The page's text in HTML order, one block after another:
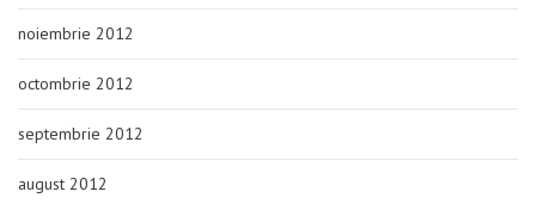
noiembrie 2012
octombrie 2012
septembrie 2012
august 2012